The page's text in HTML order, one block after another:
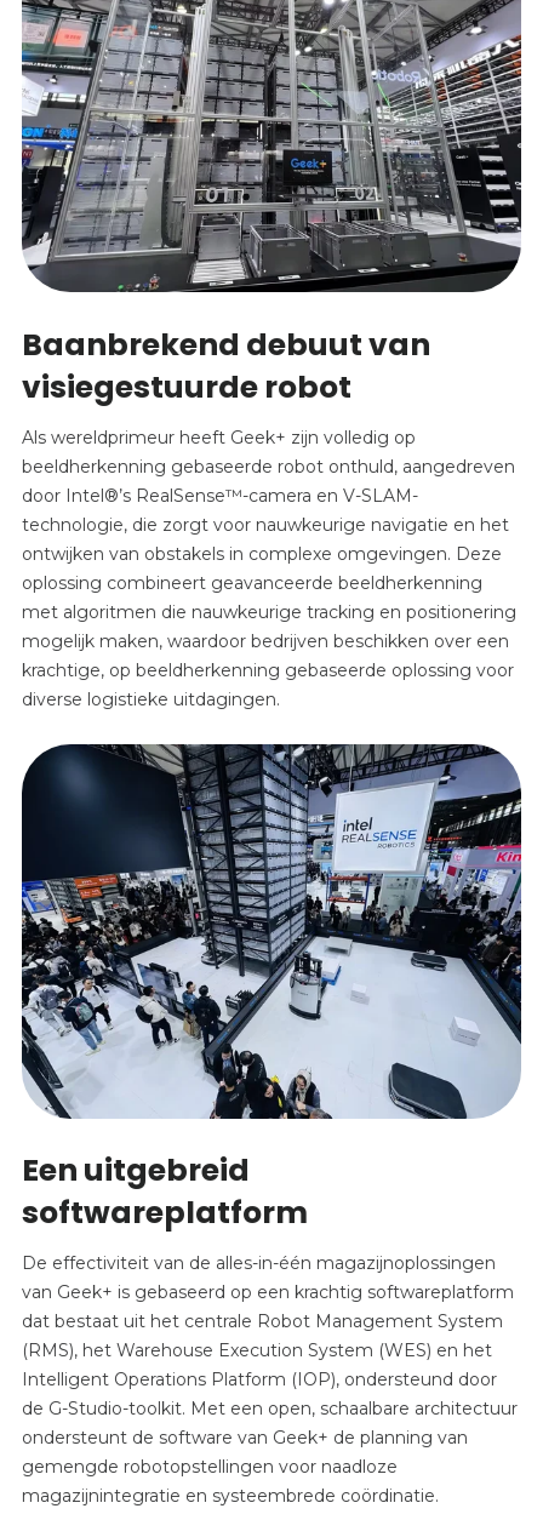
Baanbrekend debuut van
visiegestuurde robot
Als wereldprimeur heeft Geek+ zijn volledig op
beeldherkenning gebaseerde robot onthuld, aangedreven
door Intel®’s RealSense™-camera en V-SLAM-
technologie, die zorgt voor nauwkeurige navigatie en het
ontwijken van obstakels in complexe omgevingen. Deze
oplossing combineert geavanceerde beeldherkenning
met algoritmen die nauwkeurige tracking en positionering
mogelijk maken, waardoor bedrijven beschikken over een
krachtige, op beeldherkenning gebaseerde oplossing voor
diverse logistieke uitdagingen.
Een uitgebreid
softwareplatform
De effectiviteit van de alles-in-één magazijnoplossingen
van Geek+ is gebaseerd op een krachtig softwareplatform
dat bestaat uit het centrale Robot Management System
(RMS), het Warehouse Execution System (WES) en het
Intelligent Operations Platform (IOP), ondersteund door
de G-Studio-toolkit. Met een open, schaalbare architectuur
ondersteunt de software van Geek+ de planning van
gemengde robotopstellingen voor naadloze
magazijnintegratie en systeembrede coördinatie.